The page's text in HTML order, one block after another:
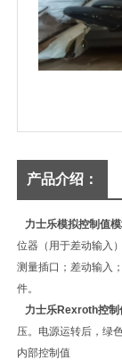
产品介绍：
力士乐模拟控制值
位器（用于差动输入
测量插口；差动输入
件。
力士乐Rexroth控制
压。电源运转后，绿
内部控制值